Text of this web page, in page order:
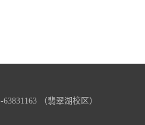
（翡翠湖校区）